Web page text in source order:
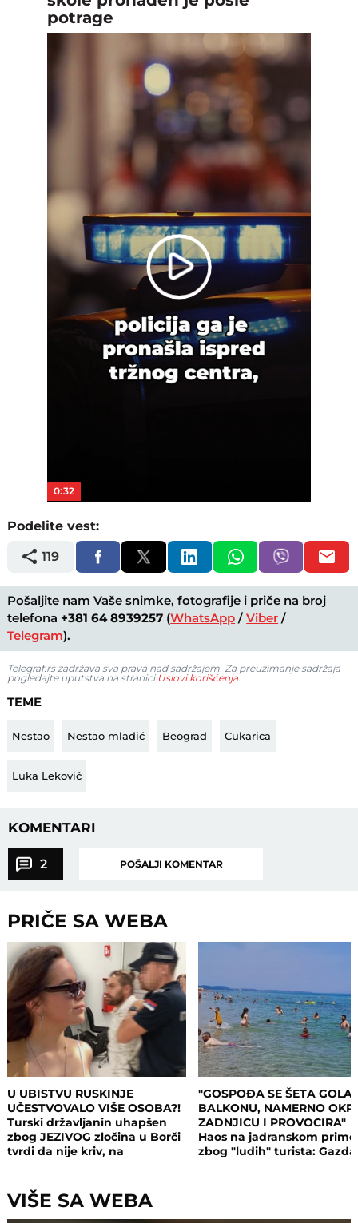
potrage
Play
Video
0:32
Podelite vest:
119
Pošaljite nam Vaše snimke, fotografije i priče na broj
telefona +381 64 8939257 (WhatsApp /Viber /
Telegram).
Telegraf.rs zadržava sva prava nad sadržajem. Za preuzimanje sadržaja
pogledajte uputstva na stranici Uslovi korišćenja.
TEME
Nestao Nestao mladić Beograd Cukarica
Luka Leković
KOMENTARI
2 POŠALJI KOMENTAR
PRIČE SA WEBA
U UBISTVU RUSKINJE
UČESTVOVALO VIŠE OSOBA?!
Turski državljanin uhapšen
zbog JEZIVOG zločina u Borči
tvrdi da nije kriv, na
odnosu bili
"GOSPOĐA SE ŠETA GOLA
BALKONU, NAMERNO
ZADNJICU I PROVOCIRA"
Haos na jadranskom
zbog "ludih" turista:
VIŠE SA WEBA